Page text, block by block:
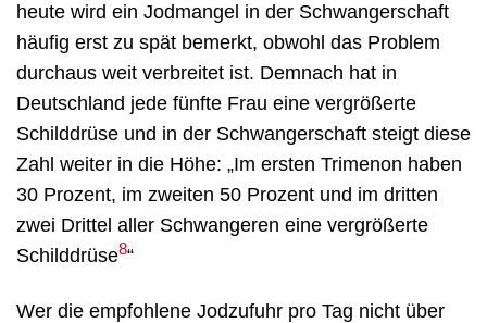
heute wird ein Jodmangel in der Schwangerschaft
häufig erst zu spät bemerkt, obwohl das Problem
durchaus weit verbreitet ist. Demnach hat in
Deutschland jede fünfte Frau eine vergrößerte
Schilddrüse und in der Schwangerschaft steigt diese
Zahl weiter in die Höhe: „Im ersten Trimenon haben
30 Prozent, im zweiten 50 Prozent und im dritten
zwei Drittel aller Schwangeren eine vergrößerte
Schilddrüse8“
Wer die empfohlene Jodzufuhr pro Tag nicht über